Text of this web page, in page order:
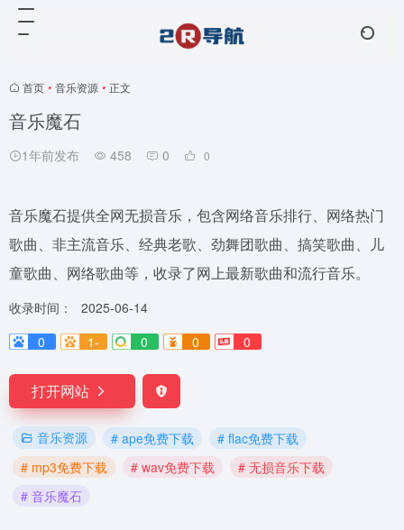
首页 • 音乐资源 • 正文
音乐魔石
1年前发布 458 0 0
音乐魔石提供全网无损音乐，包含网络音乐排行、网络热门
歌曲、非主流音乐、经典老歌、劲舞团歌曲、搞笑歌曲、儿
童歌曲、网络歌曲等，收录了网上最新歌曲和流行音乐。
收录时间：
2025-06-14
0
1- 0 0 0
打开网站
音乐资源 # ape免费下载
# flac免费下载
# mp3免费下载
# wav免费下载
# 无损音乐下载
# 音乐魔石